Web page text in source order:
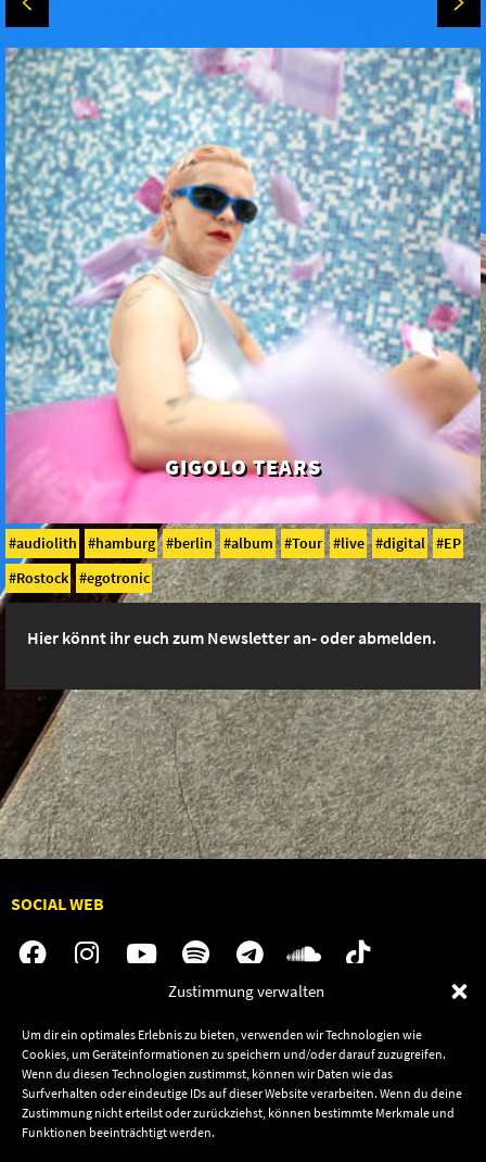
Zustimmung verwalten
Um dir ein optimales Erlebnis zu bieten, verwenden wir Technologien wie
Cookies, um Geräteinformationen zu speichern und/oder darauf zuzugreifen.
Wenn du diesen Technologien zustimmst, können wir Daten wie das
Surfverhalten oder eindeutige IDs auf dieser Website verarbeiten. Wenn du deine
Zustimmung nicht erteilst oder zurückziehst, können bestimmte Merkmale und
Funktionen beeinträchtigt werden.
GIGOLO TEARS
audiolith hamburg berlin album Tour live digital
EP
Rostock
egotronic
Hier könnt ihr euch zum Newsletter an- oder abmelden.
SOCIAL WEB
Audiolith
News
Artists
Releases
Kontakt
Termine
Shop